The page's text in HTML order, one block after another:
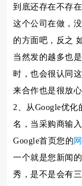
到底还存在不存
这个公司在做，
的方面吧，反之
当然发的越多也
时，也会很认同
来合作也是很放心
2、从Google优化
名，当采购商输
Google首页您的
一个就是您新闻
秀，是不是会有